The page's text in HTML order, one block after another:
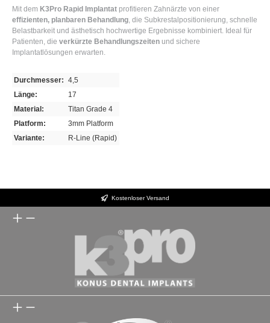
Mit dem K3Pro Rapid Implantat profitieren Zahnärzte von einer
effizienten, planbaren Behandlung , die Subkrestalpositionierung, schnelle
Belastbarkeit und ästhetisch hochwertige Ergebnisse kombiniert. Ideal für
Patienten, die verkürzte Behandlungszeiten und sichere
Implantatlösungen erwarten.
Durchmesser: 4,5
Länge:
17
Material:
Titan Grade 4
Platform:
3mm Platform
Variante:
R-Line (Rapid)
Kostenloser Versand